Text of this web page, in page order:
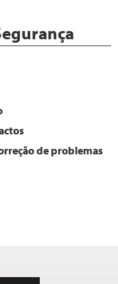
de problemas